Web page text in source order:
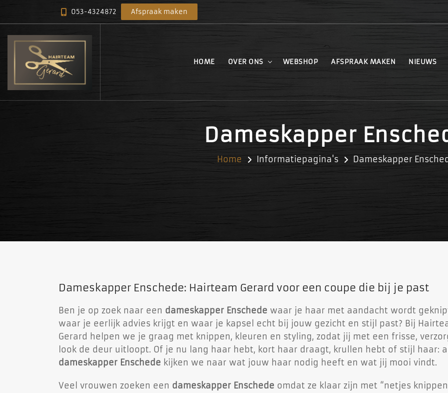
053-4324872 Afspraak maken
HOME OVER ONS WEBSHOP AFSPRAAK MAKEN NIEUWS
Dameskapper
Home Informatiepagina's Dameskapper
Dameskapper Enschede: Hairteam Gerard voor een coupe die bij je past
Ben je op zoek naar een dameskapper Enschede waar je haar met aandacht wordt
waar je eerlijk advies krijgt en waar je kapsel echt bij jouw gezicht en stijl past? Bij
Gerard helpen we je graag met knippen, kleuren en styling, zodat jij met een frisse,
look de deur uitloopt. Of je nu lang haar hebt, kort haar draagt, krullen hebt of stijl haar:
dameskapper Enschede kijken we naar wat jouw haar nodig heeft en wat jij mooi vindt.
Veel vrouwen zoeken een dameskapper Enschede omdat ze klaar zijn met “netjes